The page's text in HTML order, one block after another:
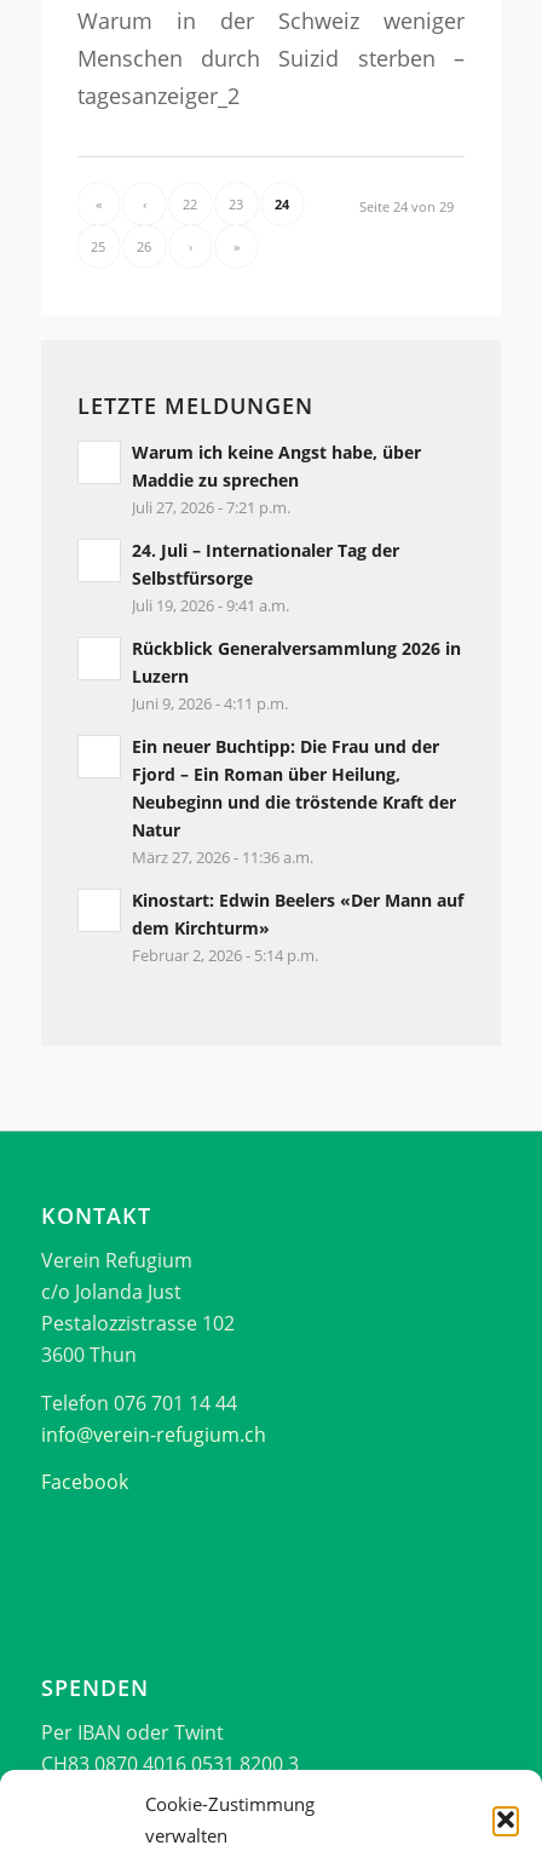
Cookie-Zustimmung
verwalten
Warum in der Schweiz weniger
Menschen durch Suizid sterben –
tagesanzeiger_2
Seite 24 von 29
« ‹ 22 23 24
25 26 › »
LETZTE MELDUNGEN
Warum ich keine Angst habe, über
Maddie zu sprechen
Juli 27, 2026 - 7:21 p.m.
24. Juli – Internationaler Tag der
Selbstfürsorge
Juli 19, 2026 - 9:41 a.m.
Rückblick Generalversammlung 2026 in
Luzern
Juni 9, 2026 - 4:11 p.m.
Ein neuer Buchtipp: Die Frau und der
Fjord – Ein Roman über Heilung,
Neubeginn und die tröstende Kraft der
Natur
März 27, 2026 - 11:36 a.m.
Kinostart: Edwin Beelers «Der Mann auf
dem Kirchturm»
Februar 2, 2026 - 5:14 p.m.
KONTAKT
Verein Refugium
c/o Jolanda Just
Pestalozzistrasse 102
3600 Thun
Telefon 076 701 14 44
info@verein-refugium.ch
Facebook
SPENDEN
Per IBAN oder Twint
CH83 0870 4016 0531 8200 3
076 701 14 44
Vielen Dank!!!